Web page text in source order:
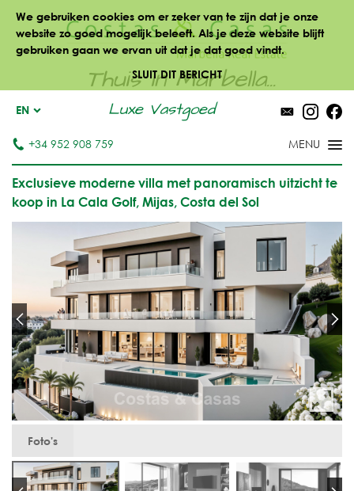
We gebruiken cookies om er zeker van te zijn dat je onze
website zo goed mogelijk beleeft. Als je deze website blijft
gebruiken gaan we ervan uit dat je dat goed vindt.
SLUIT DIT BERICHT
Thuis in Marbella...
Luxe Vastgoed
EN
+34 952 908 759
Exclusieve moderne villa met panoramisch uitzicht te
koop in La Cala Golf, Mijas, Costa del Sol
Foto's